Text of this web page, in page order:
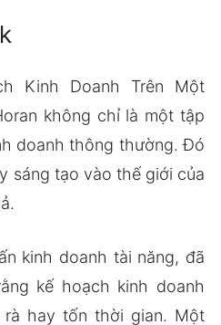
Kinh Doanh Trên Một
không chỉ là một tập
doanh thông thường. Đó
sáng tạo vào thế giới của
kinh doanh tài năng, đã
kế hoạch kinh doanh
rà hay tốn thời gian. Một